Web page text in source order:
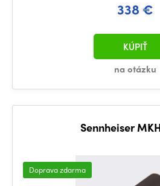
338 €
na otázku
KÚPIŤ
Sennheiser
Doprava zdarma